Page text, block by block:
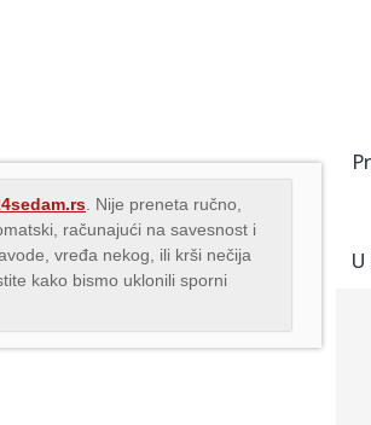
. Nije preneta ručno,
računajući na savesnost i
vređa nekog, ili krši nečija
kako bismo uklonili sporni